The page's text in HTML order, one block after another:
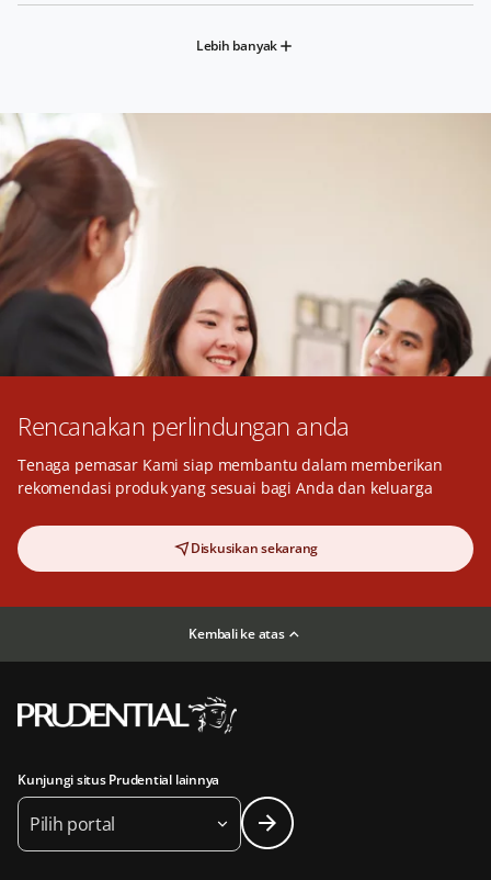
Lebih banyak
Rencanakan perlindungan anda
Tenaga pemasar Kami siap membantu dalam memberikan
rekomendasi produk yang sesuai bagi Anda dan keluarga
Diskusikan sekarang
Kembali ke atas
Kunjungi situs Prudential lainnya
Pilih portal